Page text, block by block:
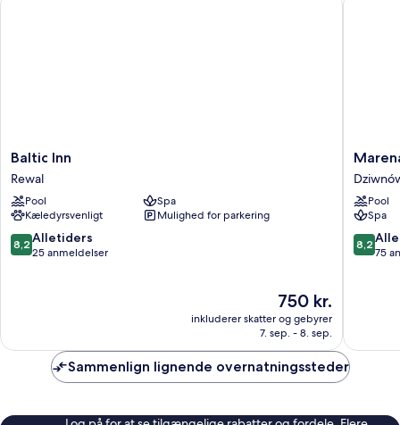
Baltic
Inn
Rewal
Baltic Inn
Rewal
Pool
Spa
Kæledyrsvenligt
Mulighed for parkering
8.2
ud
8,2 Alletiders
25 anmeldelser
Prisen
750 kr.
750 kr.
inkluderer skatter og gebyrer
7. sep. - 8. sep.
Marena
&
SpaPool
Spa
8.2
ud
8,2
75
Sammenlign lignende overnatningssteder